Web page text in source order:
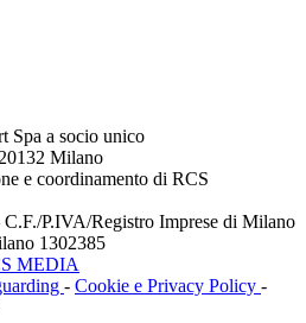
Spa a socio unico
Milano
e coordinamento di RCS
P.IVA/Registro Imprese di Milano
1302385
MEDIA
- Cookie e Privacy Policy -